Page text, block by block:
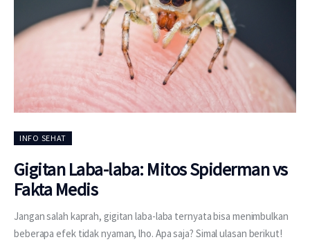
Untuk Bisnis
Untuk Anda
Mengapa Good Doctor
Berita
Layanan
INFO SEHAT
Gigitan Laba-laba: Mitos Spiderman vs
Fakta Medis
Jangan salah kaprah, gigitan laba-laba ternyata bisa menimbulkan
beberapa efek tidak nyaman, lho. Apa saja? Simal ulasan berikut!